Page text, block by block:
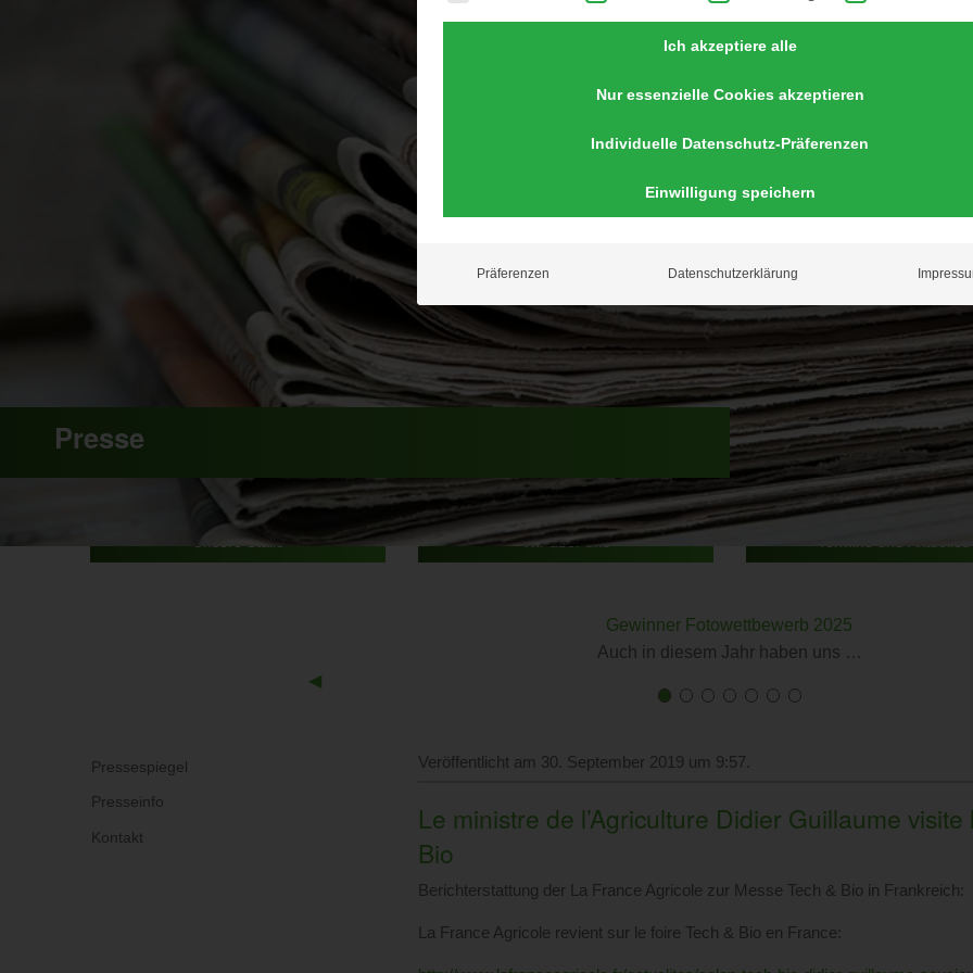
Presse
Unsere Ställe Wir über uns
Gewinner Fotowettbewerb 2025
Auch in diesem Jahr haben uns …
Previous
◀︎
First
Current
First
Current
First
Current
First
Current
First
Current
First
Current
First
Current
Pressespiegel
Presseinfo
Kontakt
Veröffentlicht am 30. September 2019 um 9:57.
Le ministre de l’Agriculture Didier Guillaume
Bio
Berichterstattung der La France Agricole zur Messe Tech & Bio in Frankreich:
La France Agricole revient sur le foire Tech & Bio en France:
Ich akzeptiere alle
Nur essenzielle Cookies akzeptieren
Individuelle Datenschutz-Präferenzen
Einwilligung speichern
Präferenzen Datenschutzerklärung